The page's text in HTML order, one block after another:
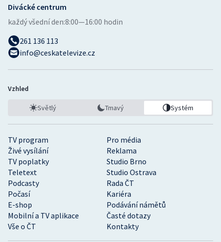
TV program
Pro média
Živé vysílání
Reklama
TV poplatky
Studio Brno
Teletext
Studio Ostrava
Podcasty
Rada ČT
Počasí
Kariéra
E-shop
Podávání námětů
Mobilní a TV aplikace
Časté dotazy
Vše o ČT
Kontakty
Divácké centrum
každý všední den:8:00—16:00 hodin
261 136 113
info@ceskatelevize.cz
Vzhled
Světlý Tmavý Systém